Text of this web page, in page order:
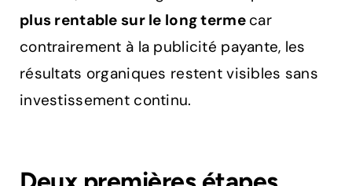
plus rentable sur le long terme car
contrairement à la publicité payante, les
résultats organiques restent visibles sans
investissement continu.